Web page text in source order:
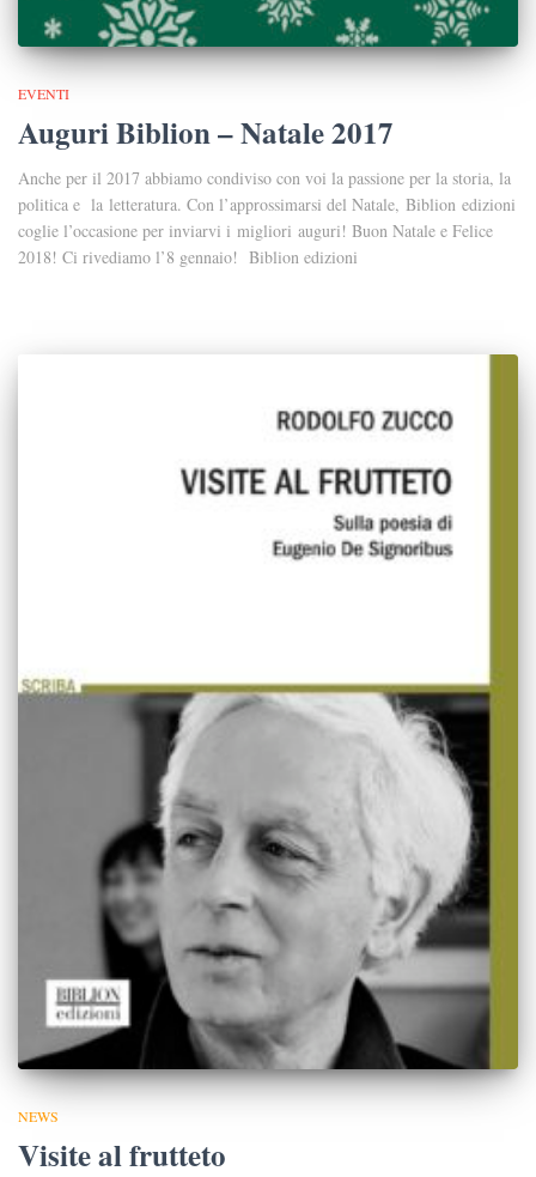
EVENTI
Auguri Biblion – Natale 2017
Anche per il 2017 abbiamo condiviso con voi la passione per la storia, la
politica e la letteratura. Con l’approssimarsi del Natale, Biblion edizioni
coglie l’occasione per inviarvi i migliori auguri! Buon Natale e Felice
2018! Ci rivediamo l’8 gennaio! Biblion edizioni
NEWS
Visite al frutteto